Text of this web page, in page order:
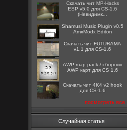
Скачать чит MP-Hacks
ESP v5.0 для CS-1.6
(Невидимк...
Shamusi Music Plugin v0.5
AmxModx Editon
Скачать чит FUTURAMA
v1.1 для CS-1.6
AWP map pack / сборник
AWP карт для CS 1.6
Скачать чит 4K4 v2 hook
для CS-1.6
посмотреть все
Случайная статья